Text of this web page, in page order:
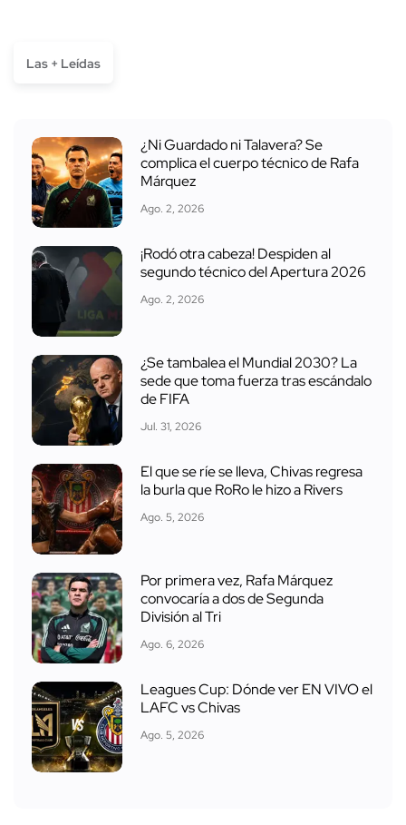
Las + Leídas
¿Ni Guardado ni Talavera? Se
complica el cuerpo técnico de Rafa
Márquez
Ago. 2, 2026
¡Rodó otra cabeza! Despiden al
segundo técnico del Apertura 2026
Ago. 2, 2026
¿Se tambalea el Mundial 2030? La
sede que toma fuerza tras escándalo
de FIFA
Jul. 31, 2026
El que se ríe se lleva, Chivas regresa
la burla que RoRo le hizo a Rivers
Ago. 5, 2026
Por primera vez, Rafa Márquez
convocaría a dos de Segunda
División al Tri
Ago. 6, 2026
Leagues Cup: Dónde ver EN VIVO el
LAFC vs Chivas
Ago. 5, 2026